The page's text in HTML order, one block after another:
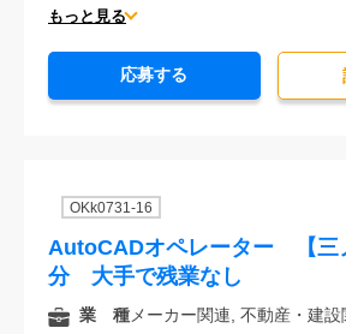
大手企業
もっと見る
応募する
OKk0731-16
AutoCADオペレーター 【三
分 大手で残業なし
業 種メーカー関連, 不動産・建設